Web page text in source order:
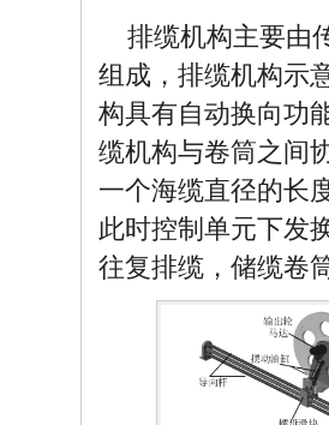
排缆机构主要由
组成，排缆机构示
构具有自动换向功
缆机构与卷筒之间
一个海缆直径的长
此时控制单元下发
往复排缆，储缆卷